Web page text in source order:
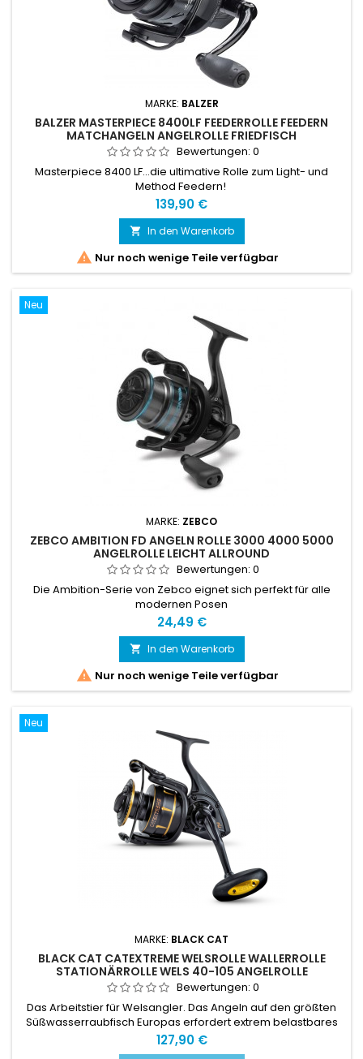
MARKE: BALZER
BALZER MASTERPIECE 8400LF FEEDERROLLE FEEDERN
MATCHANGELN ANGELROLLE FRIEDFISCH
Bewertungen: 0
Masterpiece 8400 LF…die ultimative Rolle zum Light- und
Method Feedern!
Preis
139,90 €
 In den Warenkorb
 Nur noch wenige Teile verfügbar
Neu
MARKE: ZEBCO
ZEBCO AMBITION FD ANGELN ROLLE 3000 4000 5000
ANGELROLLE LEICHT ALLROUND
Bewertungen: 0
Die Ambition-Serie von Zebco eignet sich perfekt für alle
modernen Posen
Preis
24,49 €
 In den Warenkorb
 Nur noch wenige Teile verfügbar
Neu
MARKE: BLACK CAT
BLACK CAT CATEXTREME WELSROLLE WALLERROLLE
STATIONÄRROLLE WELS 40-105 ANGELROLLE
Bewertungen: 0
Das Arbeitstier für Welsangler. Das Angeln auf den größten
Süßwasserraubfisch Europas erfordert extrem belastbares
Gerät.
Preis
127,90 €